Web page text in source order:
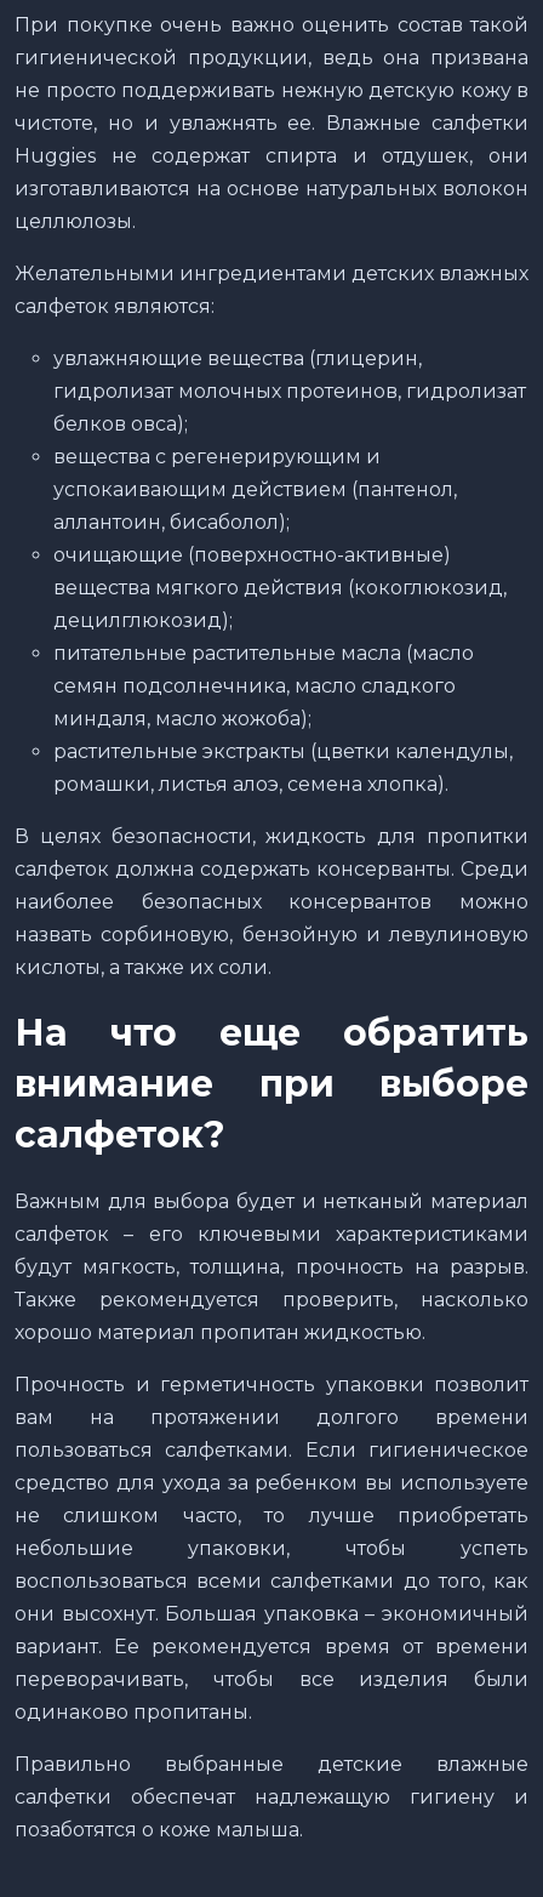
При покупке очень важно оценить состав такой
гигиенической продукции, ведь она призвана
не просто поддерживать нежную детскую кожу в
чистоте, но и увлажнять ее. Влажные салфетки
Huggies не содержат спирта и отдушек, они
изготавливаются на основе натуральных волокон
целлюлозы.
Желательными ингредиентами детских влажных
салфеток являются:
увлажняющие вещества (глицерин,
гидролизат молочных протеинов, гидролизат
белков овса);
вещества с регенерирующим и
успокаивающим действием (пантенол,
аллантоин, бисаболол);
очищающие (поверхностно-активные)
вещества мягкого действия (кокоглюкозид,
децилглюкозид);
питательные растительные масла (масло
семян подсолнечника, масло сладкого
миндаля, масло жожоба);
растительные экстракты (цветки календулы,
ромашки, листья алоэ, семена хлопка).
В целях безопасности, жидкость для пропитки
салфеток должна содержать консерванты. Среди
наиболее безопасных консервантов можно
назвать сорбиновую, бензойную и левулиновую
кислоты, а также их соли.
На что еще обратить
внимание при выборе
салфеток?
Важным для выбора будет и нетканый материал
салфеток – его ключевыми характеристиками
будут мягкость, толщина, прочность на разрыв.
Также рекомендуется проверить, насколько
хорошо материал пропитан жидкостью.
Прочность и герметичность упаковки позволит
вам на протяжении долгого времени
пользоваться салфетками. Если гигиеническое
средство для ухода за ребенком вы используете
не слишком часто, то лучше приобретать
небольшие упаковки, чтобы успеть
воспользоваться всеми салфетками до того, как
они высохнут. Большая упаковка – экономичный
вариант. Ее рекомендуется время от времени
переворачивать, чтобы все изделия были
одинаково пропитаны.
Правильно выбранные детские влажные
салфетки обеспечат надлежащую гигиену и
позаботятся о коже малыша.